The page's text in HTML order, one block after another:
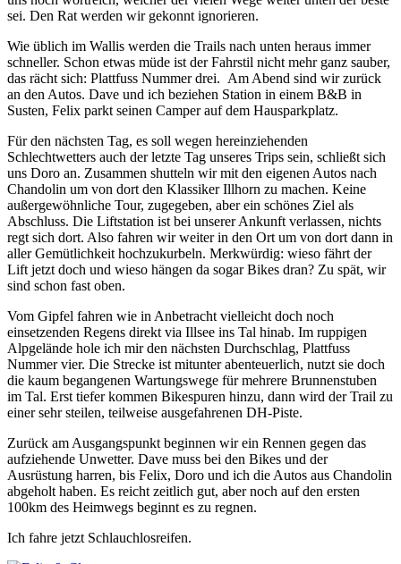
sei. Den Rat werden wir gekonnt ignorieren.
Wie üblich im Wallis werden die Trails nach unten heraus immer
schneller. Schon etwas müde ist der Fahrstil nicht mehr ganz sauber,
das rächt sich: Plattfuss Nummer drei. Am Abend sind wir zurück
an den Autos. Dave und ich beziehen Station in einem B&B in
Susten, Felix parkt seinen Camper auf dem Hausparkplatz.
Für den nächsten Tag, es soll wegen hereinziehenden
Schlechtwetters auch der letzte Tag unseres Trips sein, schließt sich
uns Doro an. Zusammen shutteln wir mit den eigenen Autos nach
Chandolin um von dort den Klassiker Illhorn zu machen. Keine
außergewöhnliche Tour, zugegeben, aber ein schönes Ziel als
Abschluss. Die Liftstation ist bei unserer Ankunft verlassen, nichts
regt sich dort. Also fahren wir weiter in den Ort um von dort dann in
aller Gemütlichkeit hochzukurbeln. Merkwürdig: wieso fährt der
Lift jetzt doch und wieso hängen da sogar Bikes dran? Zu spät, wir
sind schon fast oben.
Vom Gipfel fahren wie in Anbetracht vielleicht doch noch
einsetzenden Regens direkt via Illsee ins Tal hinab. Im ruppigen
Alpgelände hole ich mir den nächsten Durchschlag, Plattfuss
Nummer vier. Die Strecke ist mitunter abenteuerlich, nutzt sie doch
die kaum begangenen Wartungswege für mehrere Brunnenstuben
im Tal. Erst tiefer kommen Bikespuren hinzu, dann wird der Trail zu
einer sehr steilen, teilweise ausgefahrenen DH-Piste.
Zurück am Ausgangspunkt beginnen wir ein Rennen gegen das
aufziehende Unwetter. Dave muss bei den Bikes und der
Ausrüstung harren, bis Felix, Doro und ich die Autos aus Chandolin
abgeholt haben. Es reicht zeitlich gut, aber noch auf den ersten
100km des Heimwegs beginnt es zu regnen.
Ich fahre jetzt Schlauchlosreifen.